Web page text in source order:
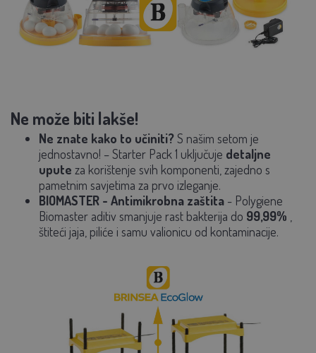
Ne može biti lakše!
Ne znate kako to učiniti?S našim setom je
jednostavno! – Starter Pack 1 uključuje detaljne
upute za korištenje svih komponenti, zajedno s
pametnim savjetima za prvo izleganje.
BIOMASTER - Antimikrobna zaštita - Polygiene
Biomaster aditiv smanjuje rast bakterija do 99,99%
štiteći jaja, piliće i samu valionicu od kontaminacije.